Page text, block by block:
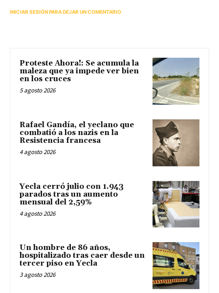
INICIAR SESIÓN PARA DEJAR UN COMENTARIO
Proteste Ahora!: Se acumula la
maleza que ya impede ver bien
en los cruces
5 agosto 2026
Rafael Gandía, el yeclano que
combatió a los nazis en la
Resistencia francesa
4 agosto 2026
Yecla cerró julio con 1.943
parados tras un aumento
mensual del 2,59%
4 agosto 2026
Un hombre de 86 años,
hospitalizado tras caer desde un
tercer piso en Yecla
3 agosto 2026